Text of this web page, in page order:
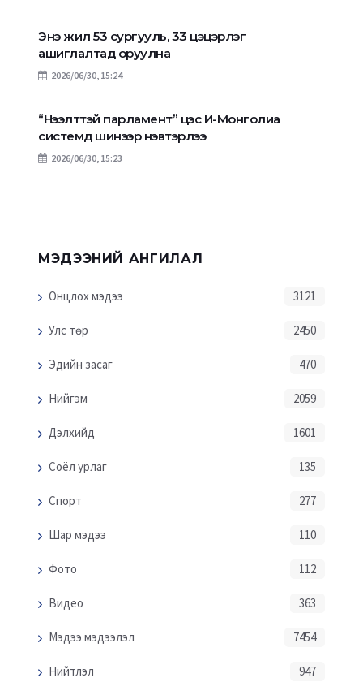
Энэ жил 53 сургууль, 33 цэцэрлэг
ашиглалтад оруулна
2026/06/30, 15:24
“Нээлттэй парламент” цэс И-Монголиа
системд шинээр нэвтэрлээ
2026/06/30, 15:23
МЭДЭЭНИЙ АНГИЛАЛ
Онцлох мэдээ 3121
Улс төр 2450
Эдийн засаг 470
Нийгэм 2059
Дэлхийд 1601
Соёл урлаг 135
Спорт 277
Шар мэдээ 110
Фото 112
Видео 363
Мэдээ мэдээлэл 7454
Нийтлэл 947